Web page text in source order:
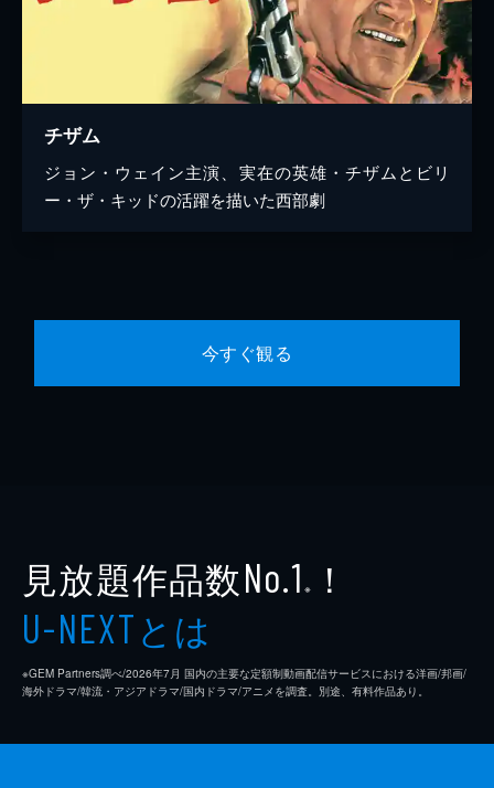
チザム
ジョン・ウェイン主演、実在の英雄・チザムとビリ
ー・ザ・キッドの活躍を描いた西部劇
今すぐ観る
見放題作品数No.1 ※ ！
U-NEXTとは
※GEM Partners調べ/2026年7⽉ 国内の主要な定額制動画配信サービスにおける洋画/邦画/
海外ドラマ/韓流・アジアドラマ/国内ドラマ/アニメを調査。別途、有料作品あり。